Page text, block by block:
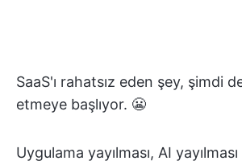
SaaS'ı rahatsız eden şey, şimdi
etmeye başlıyor. 😬
Uygulama yayılması, AI